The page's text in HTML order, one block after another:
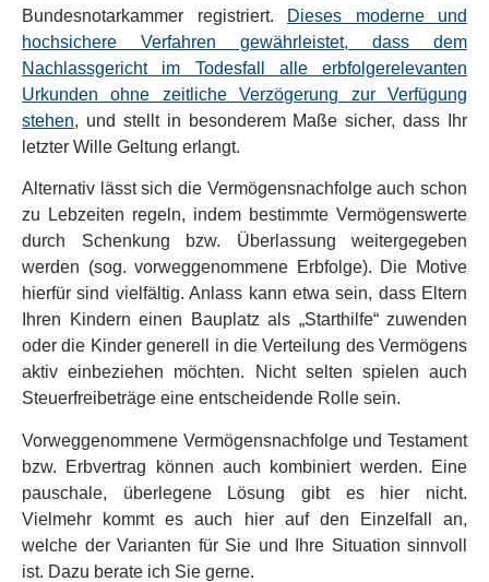
Bundesnotarkammer registriert.
Dieses moderne und
hochsichere Verfahren gewährleistet, dass dem
Nachlassgericht im Todesfall alle erbfolgerelevanten
Urkunden ohne zeitliche Verzögerung zur Verfügung
stehen, und stellt in besonderem Maße sicher, dass Ihr
letzter Wille Geltung erlangt.
Alternativ lässt sich die Vermögensnachfolge auch schon
zu Lebzeiten regeln, indem bestimmte Vermögenswerte
durch Schenkung bzw. Überlassung weitergegeben
werden (sog. vorweggenommene Erbfolge). Die Motive
hierfür sind vielfältig. Anlass kann etwa sein, dass Eltern
Ihren Kindern einen Bauplatz als „Starthilfe“ zuwenden
oder die Kinder generell in die Verteilung des Vermögens
aktiv einbeziehen möchten. Nicht selten spielen auch
Steuerfreibeträge eine entscheidende Rolle sein.
Vorweggenommene Vermögensnachfolge und Testament
bzw. Erbvertrag können auch kombiniert werden. Eine
pauschale, überlegene Lösung gibt es hier nicht.
Vielmehr kommt es auch hier auf den Einzelfall an,
welche der Varianten für Sie und Ihre Situation sinnvoll
ist. Dazu berate ich Sie gerne.